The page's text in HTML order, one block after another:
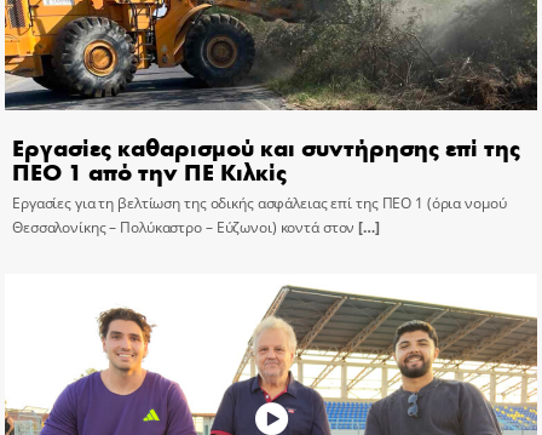
Εργασίες καθαρισμού και συντήρησης επί της
ΠΕΟ 1 από την ΠΕ Κιλκίς
Εργασίες για τη βελτίωση της οδικής ασφάλειας επί της ΠΕΟ 1 (όρια νομού
Θεσσαλονίκης – Πολύκαστρο – Εύζωνοι) κοντά στον […]